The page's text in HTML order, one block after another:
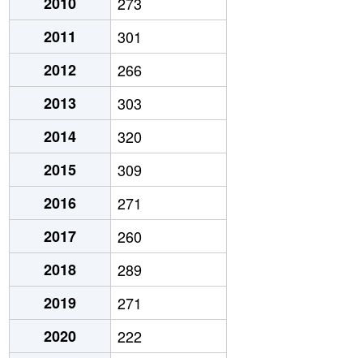
2011
301
2012
266
2013
303
2014
320
2015
309
2016
271
2017
260
2018
289
2019
271
2020
222